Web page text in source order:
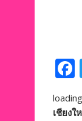
เชียง